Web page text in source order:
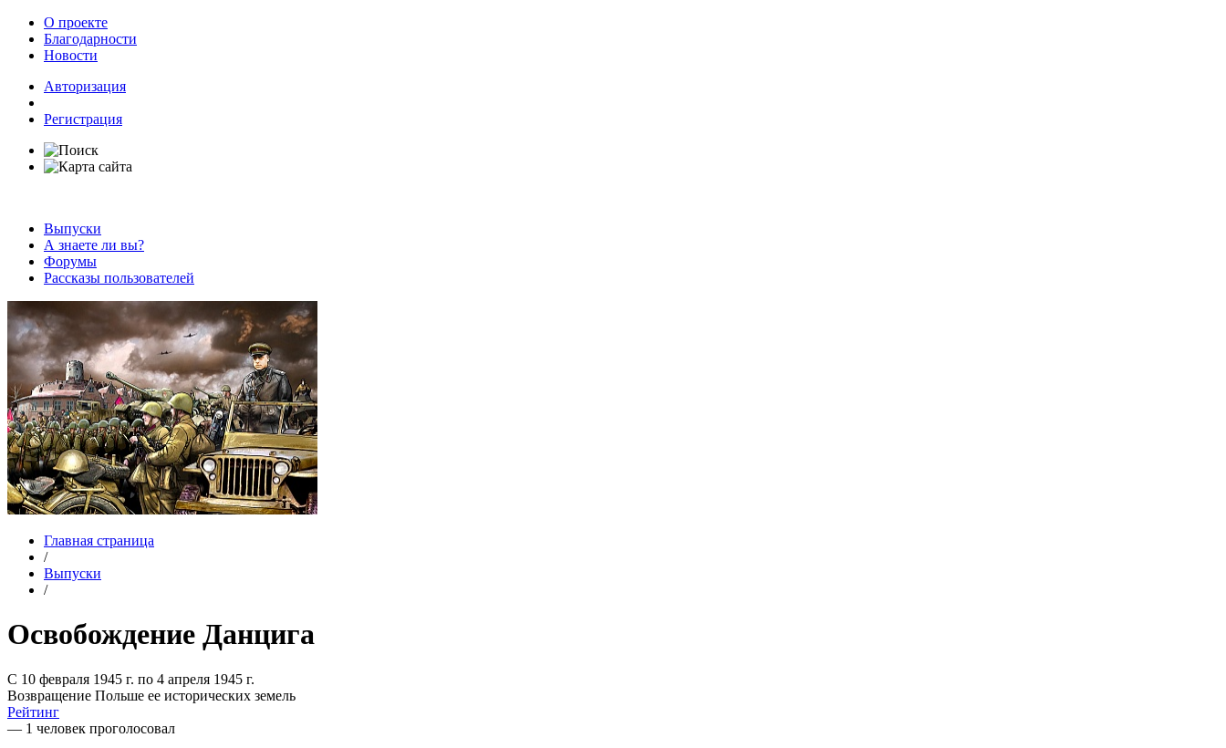
О проекте
Благодарности
Новости
Авторизация
Регистрация
Выпуски
А знаете ли вы?
Форумы
Рассказы пользователей
Главная страница
/
Выпуски
/
Освобождение Данцига
С 10 февраля 1945 г. по 4 апреля 1945 г.
Возвращение Польше ее исторических земель
Рейтинг
— 1 человек проголосовал